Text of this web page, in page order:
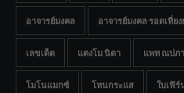
อาจารย์มงคล อาจารย์มงคล รอดเที่ย
เลขเด็ด แตงโม นิดา แพท ณปภา
โมโนแมกซ์ โหนกระแส ใบเฟิ